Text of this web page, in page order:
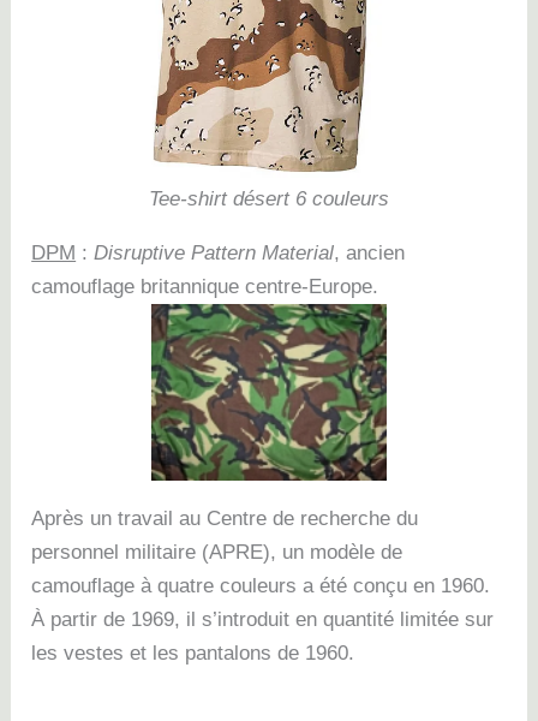
Tee-shirt désert 6 couleurs
DPM :Disruptive Pattern Material, ancien
camouflage britannique centre-Europe.
Après un travail au Centre de recherche du
personnel militaire (APRE), un modèle de
camouflage à quatre couleurs a été conçu en 1960.
À partir de 1969, il s’introduit en quantité limitée sur
les vestes et les pantalons de 1960.